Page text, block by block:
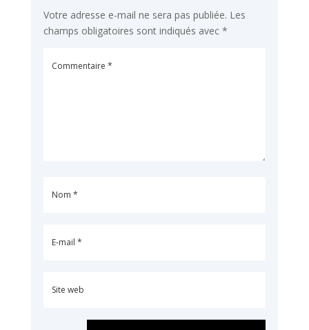
Votre adresse e-mail ne sera pas publiée. Les
champs obligatoires sont indiqués avec *